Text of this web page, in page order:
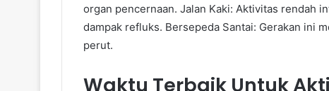
organ pencernaan. Jalan Kaki: Aktivitas rendah
dampak refluks. Bersepeda Santai: Gerakan ini
perut.
Waktu Terbaik Untuk